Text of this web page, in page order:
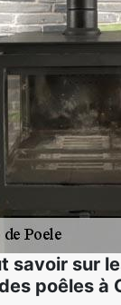
savoir sur
poêles à